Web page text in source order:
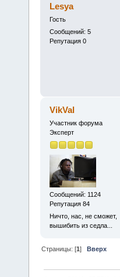
Lesya
Гость
Сообщений: 5
Репутация 0
VikVal
Участник форума
Эксперт
Сообщений: 1124
Репутация 84
Ничто, нас, не сможет,
вышибить из седла...
Страницы: [1] Вверх